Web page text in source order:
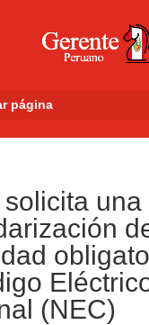
página
una
(NEC)